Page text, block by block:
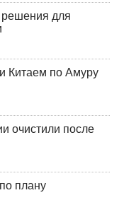
решения для
Китаем по Амуру
очистили после
плану